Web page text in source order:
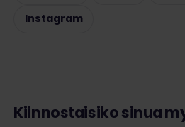
Instagram
Kiinnostaisiko sinua